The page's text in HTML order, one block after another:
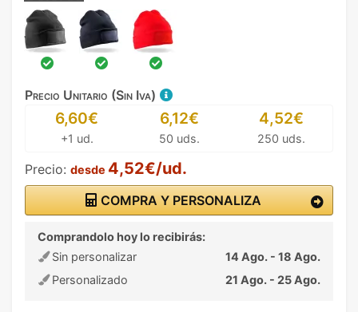
Precio Unitario (Sin Iva)
6,60€
+1 ud.
6,12€
50 uds.
4,52€
250 uds.
Precio: desde 4,52€/ud.
COMPRA Y PERSONALIZA
Comprandolo hoy lo recibirás:
Sin personalizar
14 Ago. - 18 Ago.
Personalizado
21 Ago. - 25 Ago.